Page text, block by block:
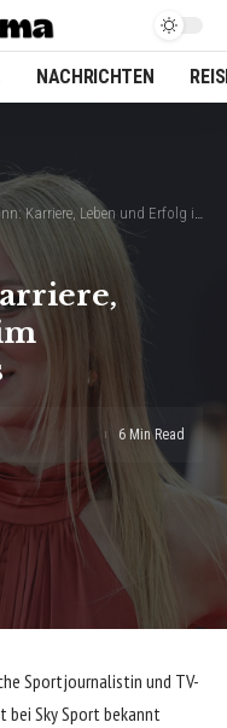
NACHRICHTEN
Leben und Erfolg im Sportjournalismus
6 Min Read
Sportjournalistin und TV-
bei Sky Sport bekannt